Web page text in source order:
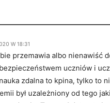
W 18:31
przemawia albo nienawiść
uczniów i
zdalna to kpina, tylko to
był uzależniony od tego